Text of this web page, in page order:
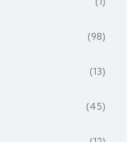
(98)
(13)
(45)